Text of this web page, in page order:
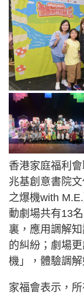
香港家庭福利
兆基創意書院
之爆機with
動劇場共有13
裏，應用調解
的糾紛；劇場
機」，體驗調
家福會表示，